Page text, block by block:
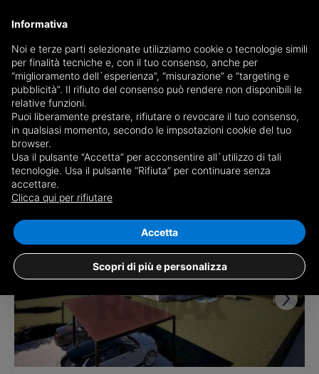
Receive a copy of the newspaper by mail
Choose newspaper
3 results for
Senorbì
Informativa
Noi e terze parti selezionate utilizziamo cookie o tecnologie simili
per finalità tecniche e, con il tuo consenso, anche per
“miglioramento dell`esperienza”, “misurazione” e “targeting e
pubblicità”. Il rifiuto del consenso può rendere non disponibili le
relative funzioni.
Puoi liberamente prestare, rifiutare o revocare il tuo consenso,
in qualsiasi momento, secondo le impsotazioni cookie del tuo
browser.
Usa il pulsante “Accetta” per acconsentire all`utilizzo di tali
tecnologie. Usa il pulsante “Rifiuta” per continuare senza
accettare.
Clicca qui per rifiutare
Scopri di più e personalizza
Accetta